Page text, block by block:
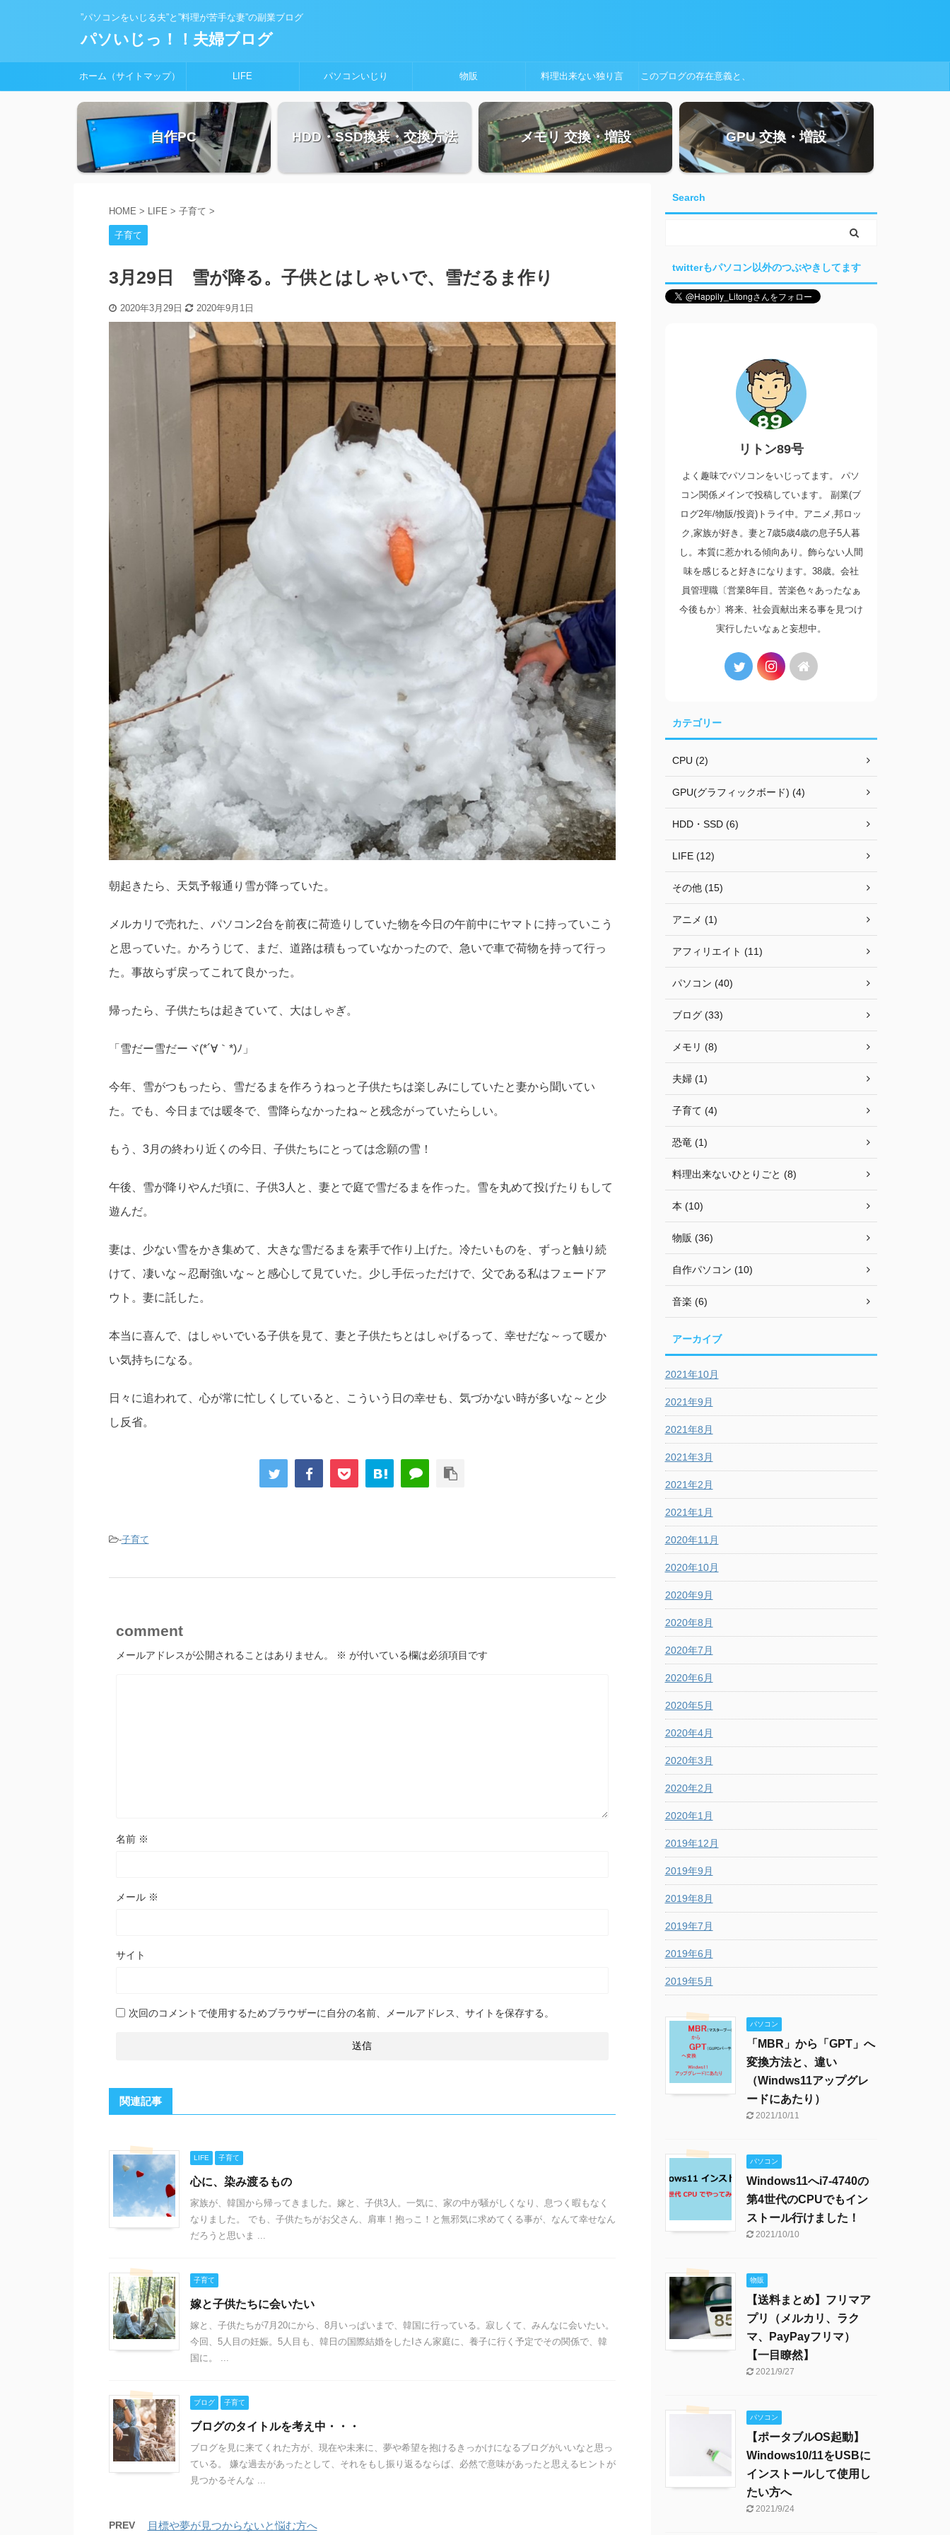
”パソコンをいじる夫”と”料理が苦手な妻”の副業ブログ
パソいじっ！！夫婦ブログ
ホーム（サイトマップ） LIFE パソコンいじり 物販 料理出来ない独り言 このブログの存在意義と、
プロフィール
自作PC HDD・SSD換装・交換方法 メモリ 交換・増設 GPU 交換・増設
HOME > LIFE > 子育て >
子育て
3月29日 雪が降る。子供とはしゃいで、雪だるま作り
2020年3月29日 2020年9月1日
朝起きたら、天気予報通り雪が降っていた。
メルカリで売れた、パソコン2台を前夜に荷造りしていた物を今日の午前中にヤマトに持っていこう
と思っていた。かろうじて、まだ、道路は積もっていなかったので、急いで車で荷物を持って行っ
た。事故らず戻ってこれて良かった。
帰ったら、子供たちは起きていて、大はしゃぎ。
「雪だー雪だーヾ(*´∀｀*)ﾉ」
今年、雪がつもったら、雪だるまを作ろうねっと子供たちは楽しみにしていたと妻から聞いてい
た。でも、今日までは暖冬で、雪降らなかったね～と残念がっていたらしい。
もう、3月の終わり近くの今日、子供たちにとっては念願の雪！
午後、雪が降りやんだ頃に、子供3人と、妻とで庭で雪だるまを作った。雪を丸めて投げたりもして
遊んだ。
妻は、少ない雪をかき集めて、大きな雪だるまを素手で作り上げた。冷たいものを、ずっと触り続
けて、凄いな～忍耐強いな～と感心して見ていた。少し手伝っただけで、父である私はフェードア
ウト。妻に託した。
本当に喜んで、はしゃいでいる子供を見て、妻と子供たちとはしゃげるって、幸せだな～って暖か
い気持ちになる。
日々に追われて、心が常に忙しくしていると、こういう日の幸せも、気づかない時が多いな～と少
し反省。
-子育て
comment
メールアドレスが公開されることはありません。 ※ が付いている欄は必須項目です
名前 ※
メール ※
サイト
次回のコメントで使用するためブラウザーに自分の名前、メールアドレス、サイトを保存する。
関連記事
LIFE 子育て
心に、染み渡るもの
家族が、韓国から帰ってきました。嫁と、子供3人。一気に、家の中が騒がしくなり、息つく暇もなく
なりました。 でも、子供たちがお父さん、肩車！抱っこ！と無邪気に求めてくる事が、なんて幸せなん
だろうと思いま ...
子育て
嫁と子供たちに会いたい
嫁と、子供たちが7月20にから、8月いっぱいまで、韓国に行っている。寂しくて、みんなに会いたい。
今回、5人目の妊娠。5人目も、韓日の国際結婚をしたIさん家庭に、養子に行く予定でその関係で、韓
国に。 ...
ブログ 子育て
ブログのタイトルを考え中・・・
ブログを見に来てくれた方が、現在や未来に、夢や希望を抱けるきっかけになるブログがいいなと思っ
ている。 嫌な過去があったとして、それをもし振り返るならば、必然で意味があったと思えるヒントが
見つかるそんな ...
PREV 目標や夢が見つからないと悩む方へ
Search
twitterもパソコン以外のつぶやきしてます
リトン89号
よく趣味でパソコンをいじってます。 パソ
コン関係メインで投稿しています。 副業(ブ
ログ2年/物販/投資)トライ中。アニメ,邦ロッ
ク,家族が好き。妻と7歳5歳4歳の息子5人暮
し。本質に惹かれる傾向あり。飾らない人間
味を感じると好きになります。38歳。会社
員管理職〔営業8年目。苦楽色々あったなぁ
今後もか〕将来、社会貢献出来る事を見つけ
実行したいなぁと妄想中。
カテゴリー
CPU (2)
GPU(グラフィックボード) (4)
HDD・SSD (6)
LIFE (12)
その他 (15)
アニメ (1)
アフィリエイト (11)
パソコン (40)
ブログ (33)
メモリ (8)
夫婦 (1)
子育て (4)
恐竜 (1)
料理出来ないひとりごと (8)
本 (10)
物販 (36)
自作パソコン (10)
音楽 (6)
アーカイブ
2021年10月
2021年9月
2021年8月
2021年3月
2021年2月
2021年1月
2020年11月
2020年10月
2020年9月
2020年8月
2020年7月
2020年6月
2020年5月
2020年4月
2020年3月
2020年2月
2020年1月
2019年12月
2019年9月
2019年8月
2019年7月
2019年6月
2019年5月
パソコン
「MBR」から「GPT」へ
変換方法と、違い
（Windws11アップグレ
ードにあたり）
2021/10/11
パソコン
Windows11へi7-4740の
第4世代のCPUでもイン
ストール行けました！
2021/10/10
物販
【送料まとめ】フリマア
プリ（メルカリ、ラク
マ、PayPayフリマ）
【一目瞭然】
2021/9/27
パソコン
【ポータブルOS起動】
Windows10/11をUSBに
インストールして使用し
たい方へ
2021/9/24